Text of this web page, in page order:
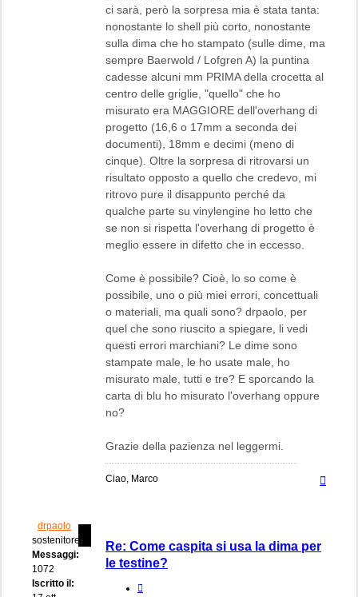
ci sarà, però la sorpresa mia è stata tanta:
nonostante lo shell più corto, nonostante
sulla dima che ho stampato (sulle dime, ma
sempre Baerwold / Lofgren A) la puntina
cadesse alcuni mm PRIMA della crocetta al
centro delle griglie, "quello" che ho
misurato era MAGGIORE dell'overhang di
progetto (16,6 o 17mm a seconda dei
documenti), 18mm e decimi (meno di
cinque). Oltre la sorpresa di ritrovarsi un
risultato opposto a quello che credevo, mi
ritrovo pure il disappunto perché da
qualche parte su vinylengine ho letto che
se non si rispetta l'overhang di progetto è
meglio essere in difetto che in eccesso.
Come è possibile? Cioè, lo so come è
possibile, uno o più miei errori, concettuali
o materiali, ma quali sono? drpaolo, per
quel che sono riuscito a spiegare, li vedi
questi errori marchiani? Le dime sono
stampate male, le ho usate male, ho
misurato male, tutti e tre? E sporcando la
carta di blu ho misurato l'overhang oppure
no?
Grazie della pazienza nel leggermi.
Ciao, Marco
drpaolo
sostenitore
Messaggi:
1072
Iscritto il:
Re: Come caspita si usa la dima per
le testine?